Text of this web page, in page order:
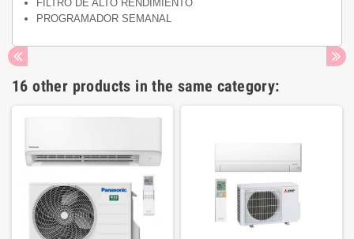
FILTRO DE ALTO RENDIMIENTO
PROGRAMADOR SEMANAL
16 other products in the same category: